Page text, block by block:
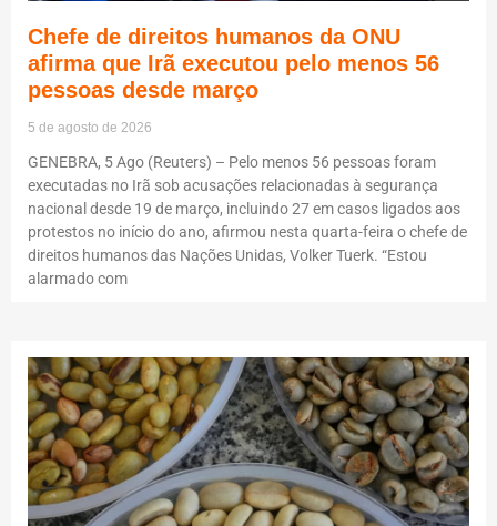
Chefe de direitos humanos da ONU
afirma que Irã executou pelo menos 56
pessoas desde março
5 de agosto de 2026
GENEBRA, 5 Ago (Reuters) – Pelo menos 56 pessoas foram
executadas no Irã sob acusações relacionadas à segurança
nacional desde 19 de março, incluindo 27 em casos ligados aos
protestos no início do ano, afirmou nesta quarta-feira o chefe de
direitos humanos das Nações Unidas, Volker Tuerk. “Estou
alarmado com